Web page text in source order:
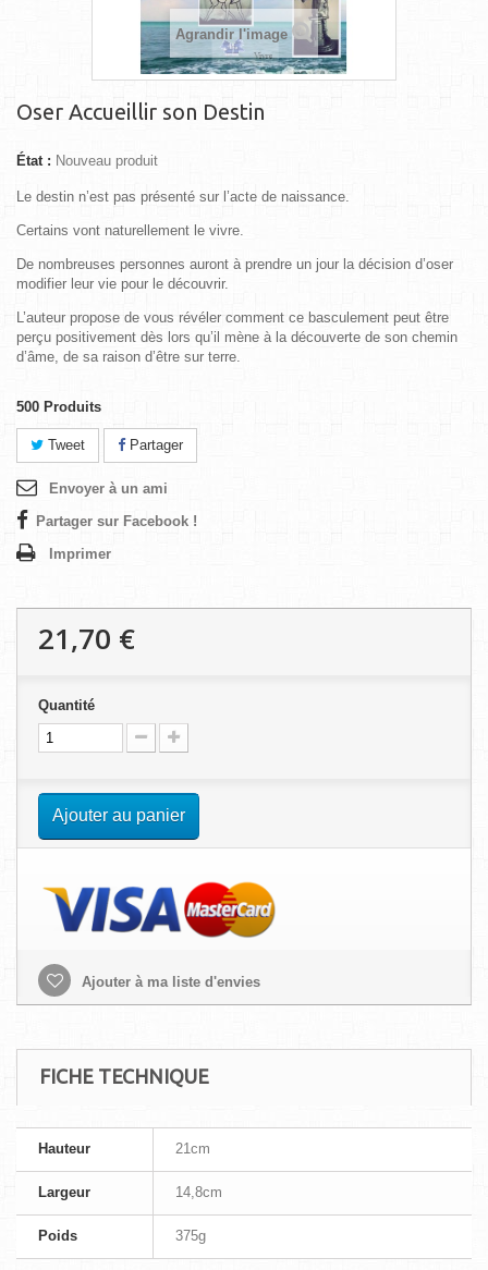
Agrandir l'image
Oser Accueillir son Destin
État : Nouveau produit
Le destin n’est pas présenté sur l’acte de naissance.
Certains vont naturellement le vivre.
De nombreuses personnes auront à prendre un jour la décision d’oser
modifier leur vie pour le découvrir.
L’auteur propose de vous révéler comment ce basculement peut être
perçu positivement dès lors qu’il mène à la découverte de son chemin
d’âme, de sa raison d’être sur terre.
500 Produits
Tweet Partager
Envoyer à un ami
Partager sur Facebook !
Imprimer
21,70 €
Quantité
Ajouter au panier
Ajouter à ma liste d'envies
FICHE TECHNIQUE
Hauteur 21cm
Largeur 14,8cm
Poids 375g